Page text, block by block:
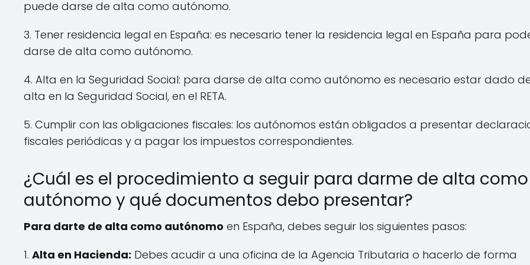
puede darse de alta como autónomo.
3. Tener residencia legal en España: es necesario tener la residencia legal en España para
darse de alta como autónomo.
4. Alta en la Seguridad Social: para darse de alta como autónomo es necesario estar dado
alta en la Seguridad Social, en el RETA.
5. Cumplir con las obligaciones fiscales: los autónomos están obligados a presentar
fiscales periódicas y a pagar los impuestos correspondientes.
¿Cuál es el procedimiento a seguir para darme de alta como
autónomo y qué documentos debo presentar?
Para darte de alta como autónomo en España, debes seguir los siguientes pasos:
1. Alta en Hacienda: Debes acudir a una oficina de la Agencia Tributaria o hacerlo de forma